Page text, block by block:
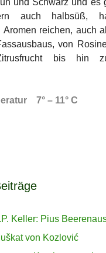
und Schwarz und es
auch halbsüß,
reichen, auch
von
bis hin
7° – 11° C
Keller: Pius
von Kozlović